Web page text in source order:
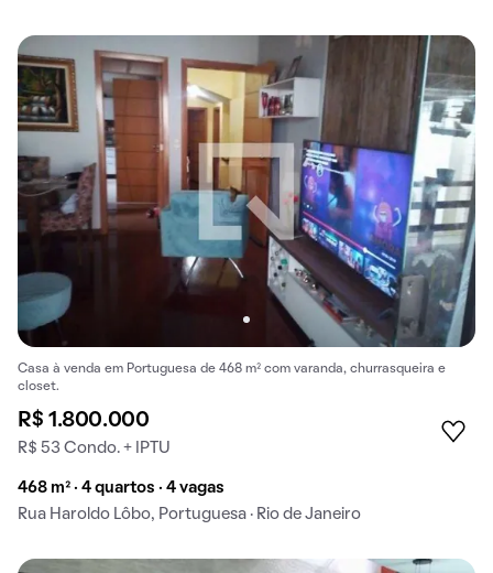
Casa à venda em Portuguesa de 468 m² com varanda, churrasqueira e
closet.
R$ 1.800.000
R$ 53 Condo. + IPTU
468 m² · 4 quartos · 4 vagas
Rua Haroldo Lôbo, Portuguesa · Rio de Janeiro